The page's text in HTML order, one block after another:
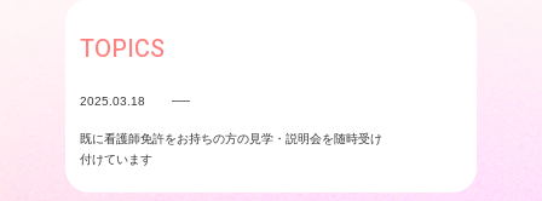
TOPICS
2025.03.18
既に看護師免許をお持ちの方の見学・説明会を随時受け
付けています